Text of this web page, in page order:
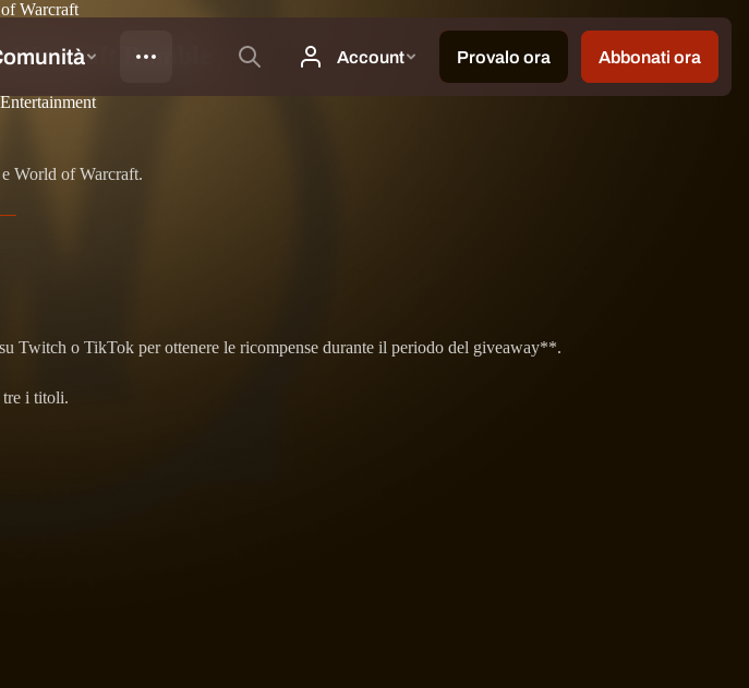
Warcraft
Rumble
World of Warcraft.
Twitch o TikTok per ottenere le ricompense durante il periodo del giveaway**.
tre i titoli.